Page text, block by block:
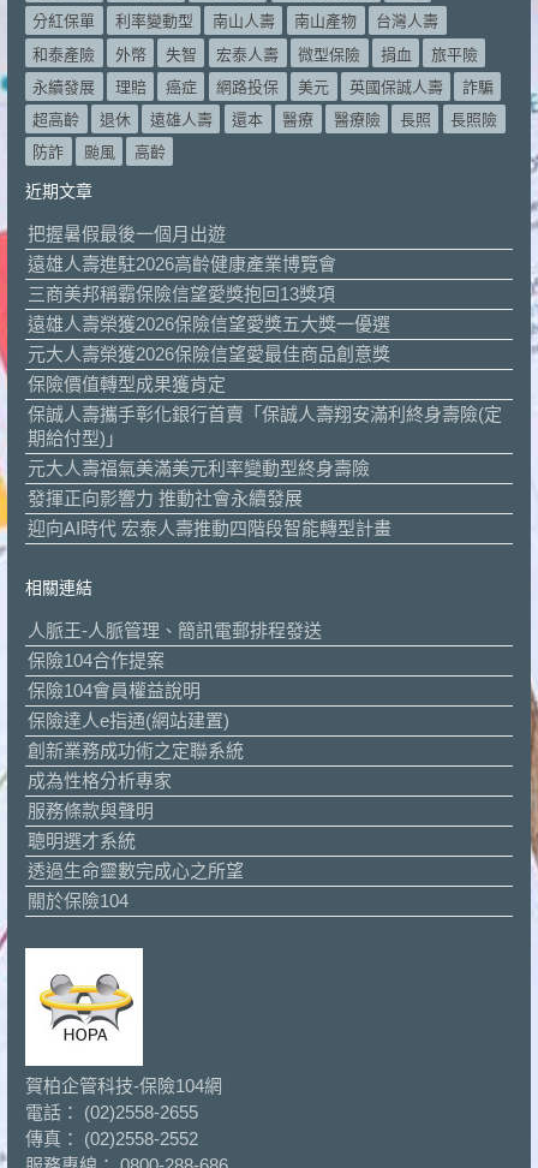
分紅保單
利率變動型 南山人壽 南山產物
台灣人壽
和泰產險
外幣 失智 宏泰人壽 微型保險 捐血
旅平險
永續發展
理賠 癌症 網路投保 美元 英國保誠人壽
詐騙
超高齡
退休 遠雄人壽 還本 醫療 醫療險 長照
長照險
防詐
颱風 高齡
近期文章
把握暑假最後一個月出遊
遠雄人壽進駐2026高齡健康產業博覽會
三商美邦稱霸保險信望愛獎抱回13獎項
遠雄人壽榮獲2026保險信望愛獎五大獎一優選
元大人壽榮獲2026保險信望愛最佳商品創意獎
保險價值轉型成果獲肯定
保誠人壽攜手彰化銀行首賣「保誠人壽翔安滿利終身壽險(定
期給付型)」
元大人壽福氣美滿美元利率變動型終身壽險
發揮正向影響力 推動社會永續發展
迎向AI時代 宏泰人壽推動四階段智能轉型計畫
相關連結
人脈王-人脈管理、簡訊電郵排程發送
保險104合作提案
保險104會員權益說明
保險達人e指通(網站建置)
創新業務成功術之定聯系統
成為性格分析專家
服務條款與聲明
聰明選才系統
透過生命靈數完成心之所望
關於保險104
賀柏企管科技-保險104網
電話： (02)2558-2655
傳真： (02)2558-2552